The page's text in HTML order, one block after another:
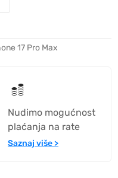
17 Pro Max
Nudimo mogućnost
plaćanja na rate
Saznaj više >